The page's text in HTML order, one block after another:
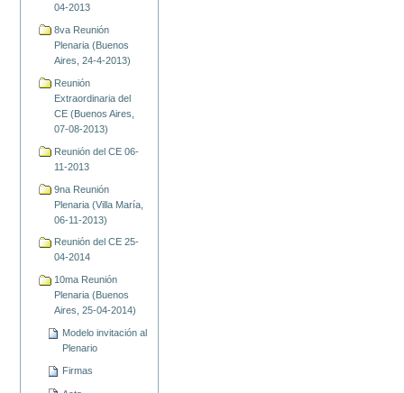
04-2013
8va Reunión
Plenaria (Buenos
Aires, 24-4-2013)
Reunión
Extraordinaria del
CE (Buenos Aires,
07-08-2013)
Reunión del CE 06-
11-2013
9na Reunión
Plenaria (Villa María,
06-11-2013)
Reunión del CE 25-
04-2014
10ma Reunión
Plenaria (Buenos
Aires, 25-04-2014)
Modelo invitación al
Plenario
Firmas